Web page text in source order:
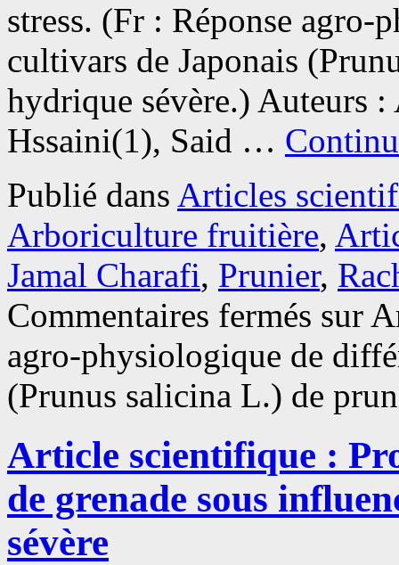
stress. (Fr : Réponse
cultivars de Japonais
hydrique sévère.) Auteurs
Hssaini(1), Said …
Publié dans Articles
Arboriculture fruitière,
Jamal Charafi, Prunier,
Commentaires fermés sur
agro-physiologique de
(Prunus salicina L.) de
Article scientifique :
de grenade sous
sévère